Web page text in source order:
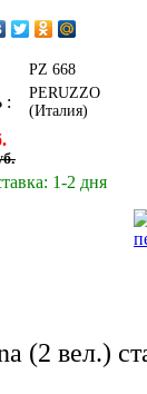
PZ 668
:
PERUZZO
(Италия)
1-2 дня